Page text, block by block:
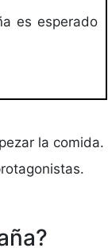
es esperado
la comida.